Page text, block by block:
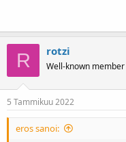
R rotzi
Well-known member
5 Tammikuu 2022
eros sanoi: